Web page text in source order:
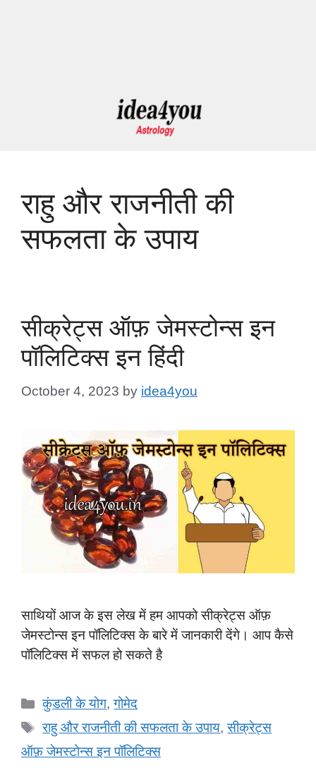
राहु और राजनीती की
सफलता के उपाय
सीक्रेट्स ऑफ़ जेमस्टोन्स इन
पॉलिटिक्स इन हिंदी
October 4, 2023 by idea4you
साथियों आज के इस लेख में हम आपको सीक्रेट्स ऑफ़
जेमस्टोन्स इन पॉलिटिक्स के बारे में जानकारी देंगे। आप कैसे
पॉलिटिक्स में सफल हो सकते है
Categories
कुंडली के योग,गोमेद
Tags
राहु और राजनीती की सफलता के उपाय,सीक्रेट्स
ऑफ़ जेमस्टोन्स इन पॉलिटिक्स